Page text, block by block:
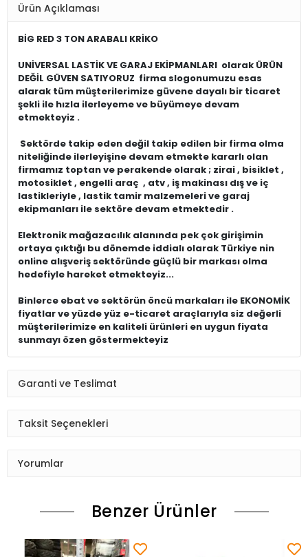
Ürün Açıklaması
BİG RED 3 TON ARABALI KRİKO
UNİVERSAL LASTİK VE GARAJ EKİPMANLARI olarak ÜRÜN
DEĞİL GÜVEN SATIYORUZ firma slogonumuzu esas
alarak tüm müşterilerimize güvene dayalı bir ticaret
şekli ile hızla ilerleyeme ve büyümeye devam
etmekteyiz .
Sektörde takip eden değil takip edilen bir firma olma
niteliğinde ilerleyişine devam etmekte kararlı olan
firmamız toptan ve perakende olarak ; zirai , bisiklet ,
motosiklet , engelli araç , atv , iş makinası dış ve iç
lastikleriyle , lastik tamir malzemeleri ve garaj
ekipmanları ile sektöre devam etmektedir .
Elektronik mağazacılık alanında pek çok girişimin
ortaya çıktığı bu dönemde iddialı olarak Türkiye nin
online alışveriş sektöründe güçlü bir markası olma
hedefiyle hareket etmekteyiz...
Binlerce ebat ve sektörün öncü markaları ile EKONOMİK
fiyatlar ve yüzde yüz e-ticaret araçlarıyla siz değerli
müşterilerimize en kaliteli ürünleri en uygun fiyata
sunmayı özen göstermekteyiz
Garanti ve Teslimat
Taksit Seçenekleri
Yorumlar
Benzer Ürünler